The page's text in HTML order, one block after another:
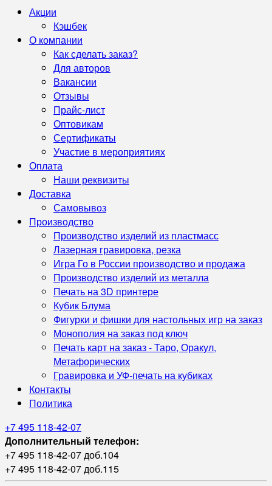
Акции
Кэшбек
О компании
Как сделать заказ?
Для авторов
Вакансии
Отзывы
Прайс-лист
Оптовикам
Сертификаты
Участие в мероприятиях
Оплата
Наши реквизиты
Доставка
Самовывоз
Производство
Производство изделий из пластмасс
Лазерная гравировка, резка
Игра Го в России производство и продажа
Производство изделий из металла
Печать на 3D принтере
Кубик Блума
Фигурки и фишки для настольных игр на заказ
Монополия на заказ под ключ
Печать карт на заказ - Таро, Оракул,
Метафорических
Гравировка и УФ‑печать на кубиках
Контакты
Политика
+7 495 118-42-07
Дополнительный телефон:
+7 495 118-42-07 доб.104
+7 495 118-42-07 доб.115